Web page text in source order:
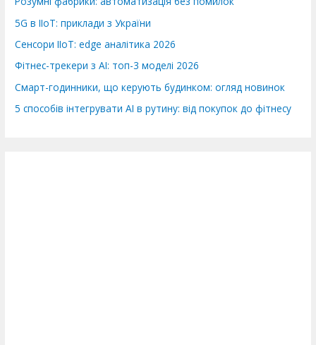
5G в IIoT: приклади з України
Сенсори IIoT: edge аналітика 2026
Фітнес-трекери з AI: топ-3 моделі 2026
Смарт-годинники, що керують будинком: огляд новинок
5 способів інтегрувати AI в рутину: від покупок до фітнесу